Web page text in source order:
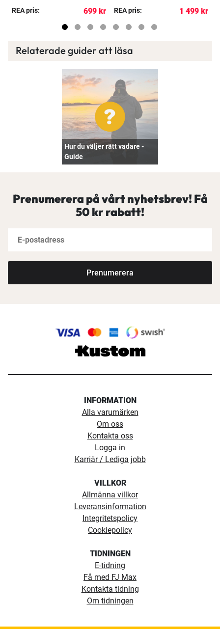
REA pris:
699 kr
REA pris:
1 499 kr
Relaterade guider att läsa
Hur du väljer rätt vadare -
Guide
Prenumerera på vårt nyhetsbrev! Få
50 kr rabatt!
Prenumerera
INFORMATION
Alla varumärken
Om oss
Kontakta oss
Logga in
Karriär / Lediga jobb
VILLKOR
Allmänna villkor
Leveransinformation
Integritetspolicy
Cookiepolicy
TIDNINGEN
E-tidning
Få med FJ Max
Kontakta tidning
Om tidningen